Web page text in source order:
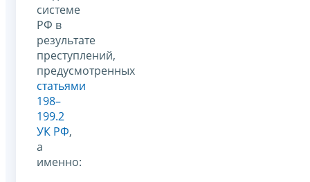
системе
РФ в
результате
преступлений,
предусмотренных
статьями
198–
199.2
УК РФ,
а
именно: